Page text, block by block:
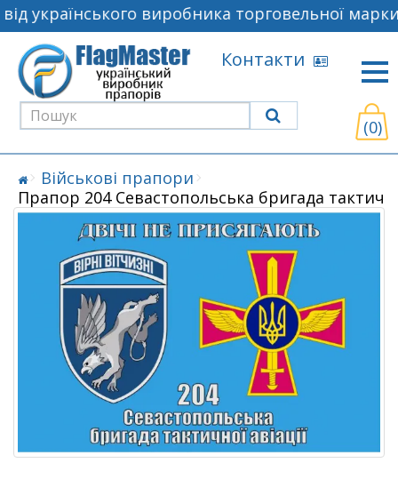
українського виробника торговельної
Контакти
(0)
Військові прапори
Прапор 204 Севастопольська бригада